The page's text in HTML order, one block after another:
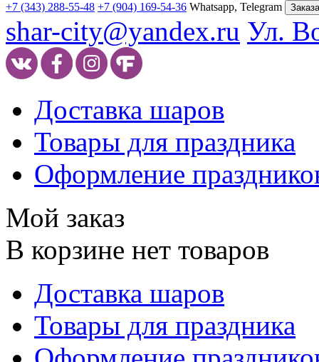
+7 (343) 288-55-48 +7 (904) 169-54-36 Whatsapp, Telegram
shar-city@yandex.ru Ул.
Доставка шаров
Товары для праздника
Оформление
Мой заказ
В корзине нет товаров
Доставка шаров
Товары для праздника